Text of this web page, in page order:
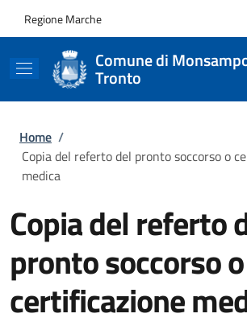
Regione Marche
Comune di
Tronto
Briciole di pane
Home /
Copia del referto del pronto soccorso o
medica
Copia del referto
pronto soccorso o
certificazione